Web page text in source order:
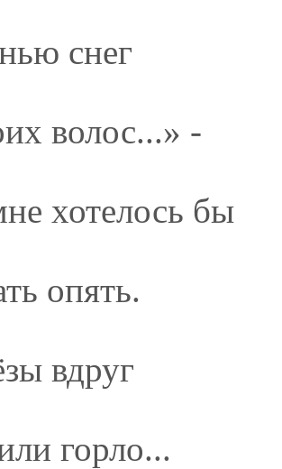
снег
волос...» -
хотелось бы
опять.
вдруг
горло...